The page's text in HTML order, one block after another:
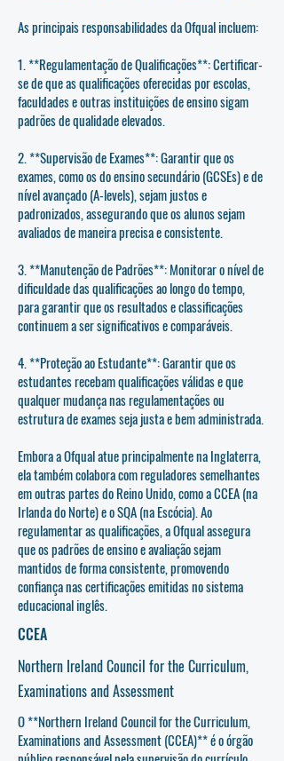
As principais responsabilidades da Ofqual incluem:
1. **Regulamentação de Qualificações**: Certificar-
se de que as qualificações oferecidas por escolas,
faculdades e outras instituições de ensino sigam
padrões de qualidade elevados.
2. **Supervisão de Exames**: Garantir que os
exames, como os do ensino secundário (GCSEs) e de
nível avançado (A-levels), sejam justos e
padronizados, assegurando que os alunos sejam
avaliados de maneira precisa e consistente.
3. **Manutenção de Padrões**: Monitorar o nível de
dificuldade das qualificações ao longo do tempo,
para garantir que os resultados e classificações
continuem a ser significativos e comparáveis.
4. **Proteção ao Estudante**: Garantir que os
estudantes recebam qualificações válidas e que
qualquer mudança nas regulamentações ou
estrutura de exames seja justa e bem administrada.
Embora a Ofqual atue principalmente na Inglaterra,
ela também colabora com reguladores semelhantes
em outras partes do Reino Unido, como a CCEA (na
Irlanda do Norte) e o SQA (na Escócia). Ao
regulamentar as qualificações, a Ofqual assegura
que os padrões de ensino e avaliação sejam
mantidos de forma consistente, promovendo
confiança nas certificações emitidas no sistema
educacional inglês.
CCEA
Northern Ireland Council for the Curriculum,
Examinations and Assessment
O **Northern Ireland Council for the Curriculum,
Examinations and Assessment (CCEA)** é o órgão